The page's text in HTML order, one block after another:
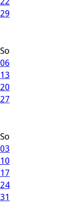
29
So
06
13
20
27
So
03
10
17
24
31